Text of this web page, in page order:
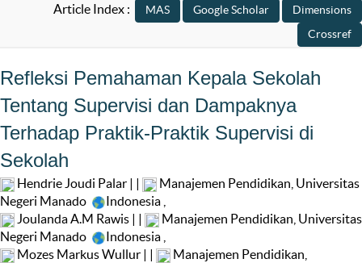
Article Index :
Refleksi Pemahaman Kepala Sekolah
Tentang Supervisi dan Dampaknya
Terhadap Praktik-Praktik Supervisi di
Sekolah
Hendrie Joudi Palar | |
Manajemen Pendidikan, Universitas
Negeri Manado
Indonesia
Joulanda A.M Rawis | |
Manajemen Pendidikan, Universitas
Negeri Manado
Indonesia
Mozes Markus Wullur | |
Manajemen Pendidikan,